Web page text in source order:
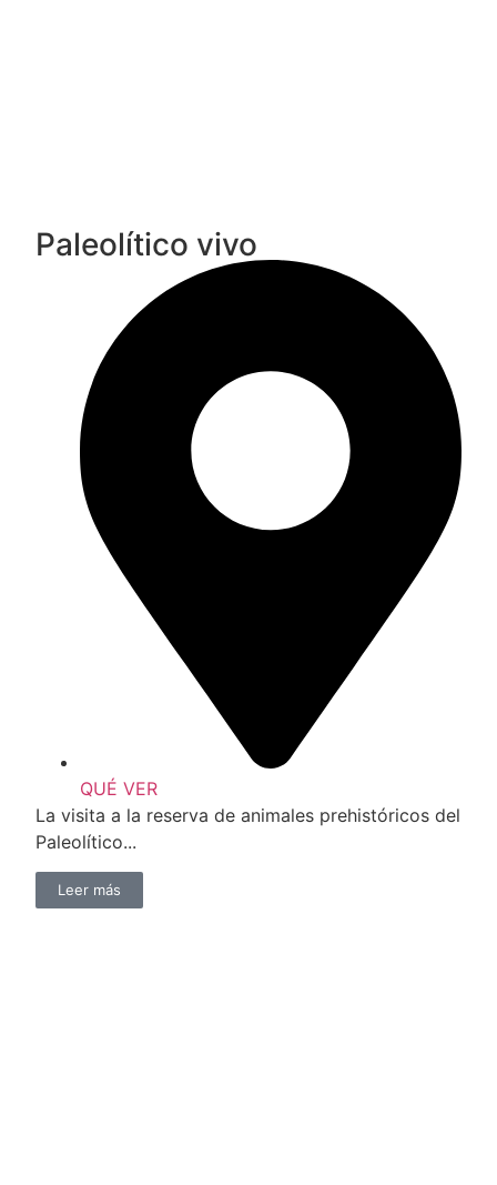
Paleolítico vivo
QUÉ VER
La visita a la reserva de animales prehistóricos del
Paleolítico...
Leer más